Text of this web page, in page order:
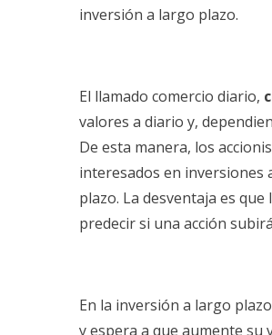
inversión a largo plazo.
El llamado comercio diario,
valores a diario y,
De esta manera, los
interesados en inversiones
plazo. La desventaja es
predecir si una acción
En la inversión a largo
y espera a que aumente su